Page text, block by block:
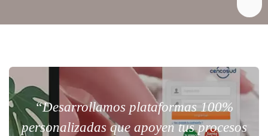
“Desarrollamos plataformas 100%
personalizadas que apoyen tus procesos